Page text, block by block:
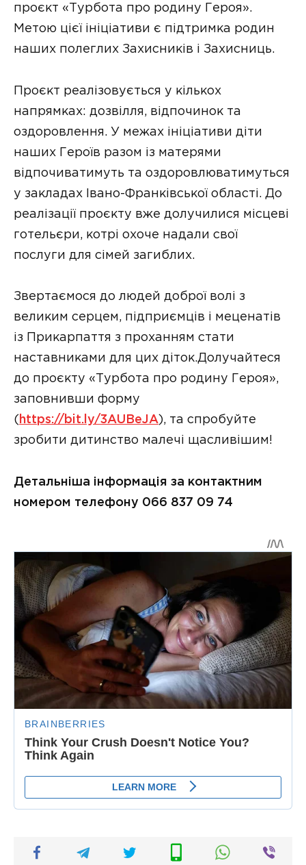
проєкт «Турбота про родину Героя».
Метою цієї ініціативи є підтримка родин
наших полеглих Захисників і Захисниць.
Проєкт реалізовується у кількох
напрямках: дозвілля, відпочинок та
оздоровлення. У межах ініціативи діти
наших Героїв разом із матерями
відпочиватимуть та оздоровлюватимуться
у закладах Івано-Франківської області. До
реалізації проєкту вже долучилися місцеві
готельєри, котрі охоче надали свої
послуги для сімей загиблих.
Звертаємося до людей доброї волі з
великим серцем, підприємців і меценатів
із Прикарпаття з проханням стати
наставниками для цих діток.Долучайтеся
до проєкту «Турбота про родину Героя»,
заповнивши форму
( https://bit.ly/3AUBeJA), та спробуйте
зробити дитинство малечі щасливішим!
Детальніша інформація за контактним
номером телефону 066 837 09 74